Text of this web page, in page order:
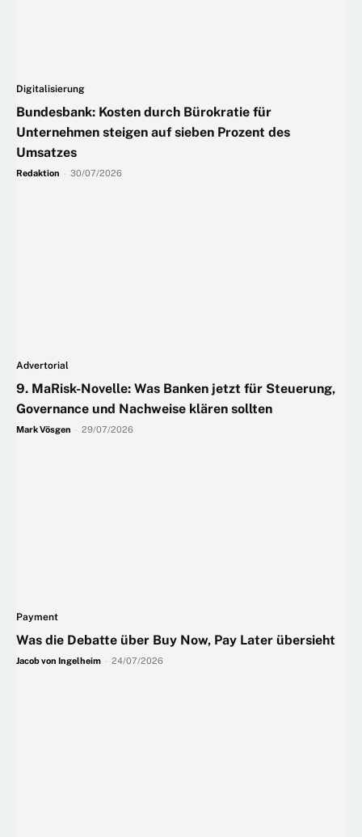
Digitalisierung
Bundesbank: Kosten durch Bürokratie für
Unternehmen steigen auf sieben Prozent des
Umsatzes
Redaktion 30/07/2026
Advertorial
9. MaRisk-Novelle: Was Banken jetzt für Steuerung,
Governance und Nachweise klären sollten
Mark Vösgen 29/07/2026
Payment
Was die Debatte über Buy Now, Pay Later übersieht
Jacob von Ingelheim 24/07/2026